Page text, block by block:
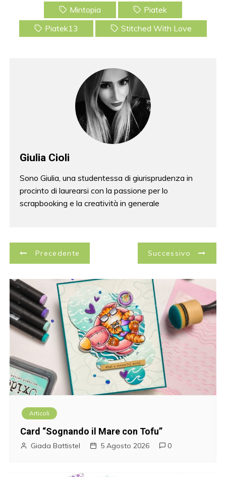
e
b
o
er e
st
l
Mintopia
Piatek
Piatek13
Stitched With Love
Giulia Cioli
Sono Giulia, una studentessa di giurisprudenza in
procinto di laurearsi con la passione per lo
scrapbooking e la creatività in generale
N
a
v
i
g
a
z
Precedente Successivo
Articoli
Card “Sognando il Mare con Tofu”
Giada Battistel 5 Agosto 2026 0